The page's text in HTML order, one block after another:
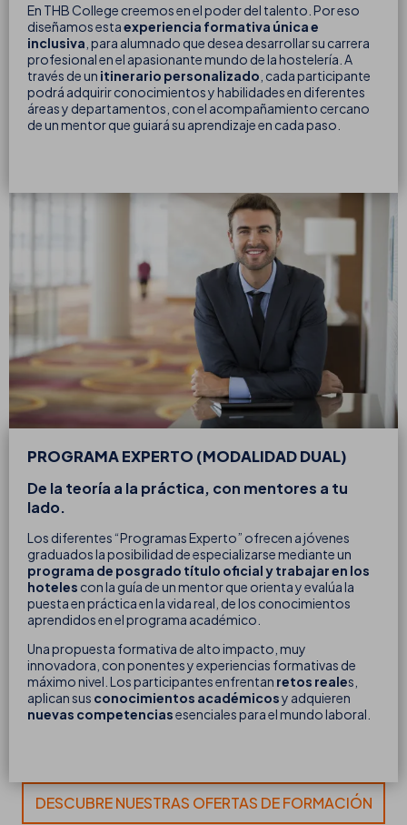
En THB College creemos en el poder del talento. Por eso
diseñamos estaexperiencia formativa única e
inclusiva , para alumnado que desea desarrollar su carrera
profesional en el apasionante mundo de la hostelería. A
través de un itinerario personalizado , cada participante
podrá adquirir conocimientos y habilidades en diferentes
áreas y departamentos, con el acompañamiento cercano
de un mentor que guiará su aprendizaje en cada paso.
PROGRAMA EXPERTO (MODALIDAD DUAL)
De la teoría a la práctica, con mentores a tu
lado.
Los diferentes “Programas Experto” ofrecen a jóvenes
graduados la posibilidad de especializarse mediante un
programa de posgrado título oficial y trabajar en los
hoteles con la guía de un mentor que orienta y evalúa la
puesta en práctica en la vida real, de los conocimientos
aprendidos en el programa académico.
Una propuesta formativa de alto impacto, muy
innovadora, con ponentes y experiencias formativas de
máximo nivel. Los participantes enfrentan retos reales,
aplican sus conocimientos académicosy adquieren
nuevas competenciasesenciales para el mundo laboral.
DESCUBRE NUESTRAS OFERTAS DE FORMACIÓN